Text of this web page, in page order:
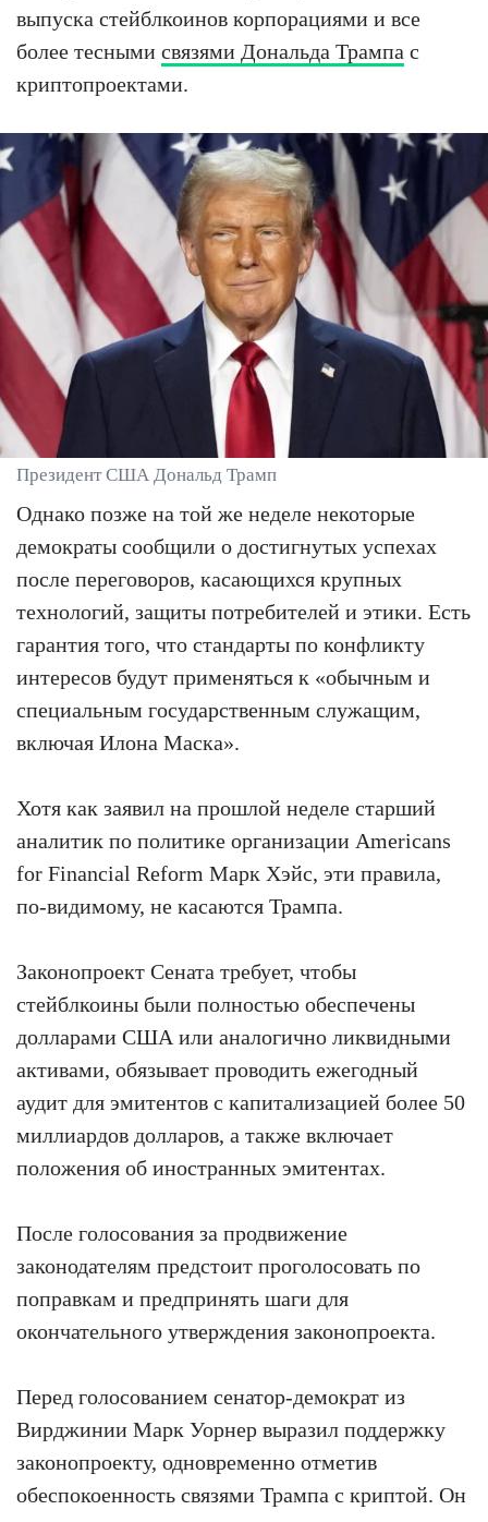
выпуска стейблкоинов корпорациями и все
более тесными связями Дональда Трампа с
криптопроектами.
Президент США Дональд Трамп
Однако позже на той же неделе некоторые
демократы сообщили о достигнутых успехах
после переговоров, касающихся крупных
технологий, защиты потребителей и этики. Есть
гарантия того, что стандарты по конфликту
интересов будут применяться к «обычным и
специальным государственным служащим,
включая Илона Маска».
Хотя как заявил на прошлой неделе старший
аналитик по политике организации Americans
for Financial Reform Марк Хэйс, эти правила,
по-видимому, не касаются Трампа.
Законопроект Сената требует, чтобы
стейблкоины были полностью обеспечены
долларами США или аналогично ликвидными
активами, обязывает проводить ежегодный
аудит для эмитентов с капитализацией более 50
миллиардов долларов, а также включает
положения об иностранных эмитентах.
После голосования за продвижение
законодателям предстоит проголосовать по
поправкам и предпринять шаги для
окончательного утверждения законопроекта.
Перед голосованием сенатор-демократ из
Вирджинии Марк Уорнер выразил поддержку
законопроекту, одновременно отметив
обеспокоенность связями Трампа с криптой. Он